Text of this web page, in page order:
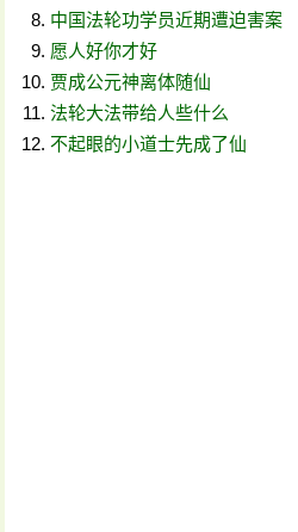
中国法轮功学员近期遭迫害案
愿人好你才好
贾成公元神离体随仙
法轮大法带给人些什么
不起眼的小道士先成了仙